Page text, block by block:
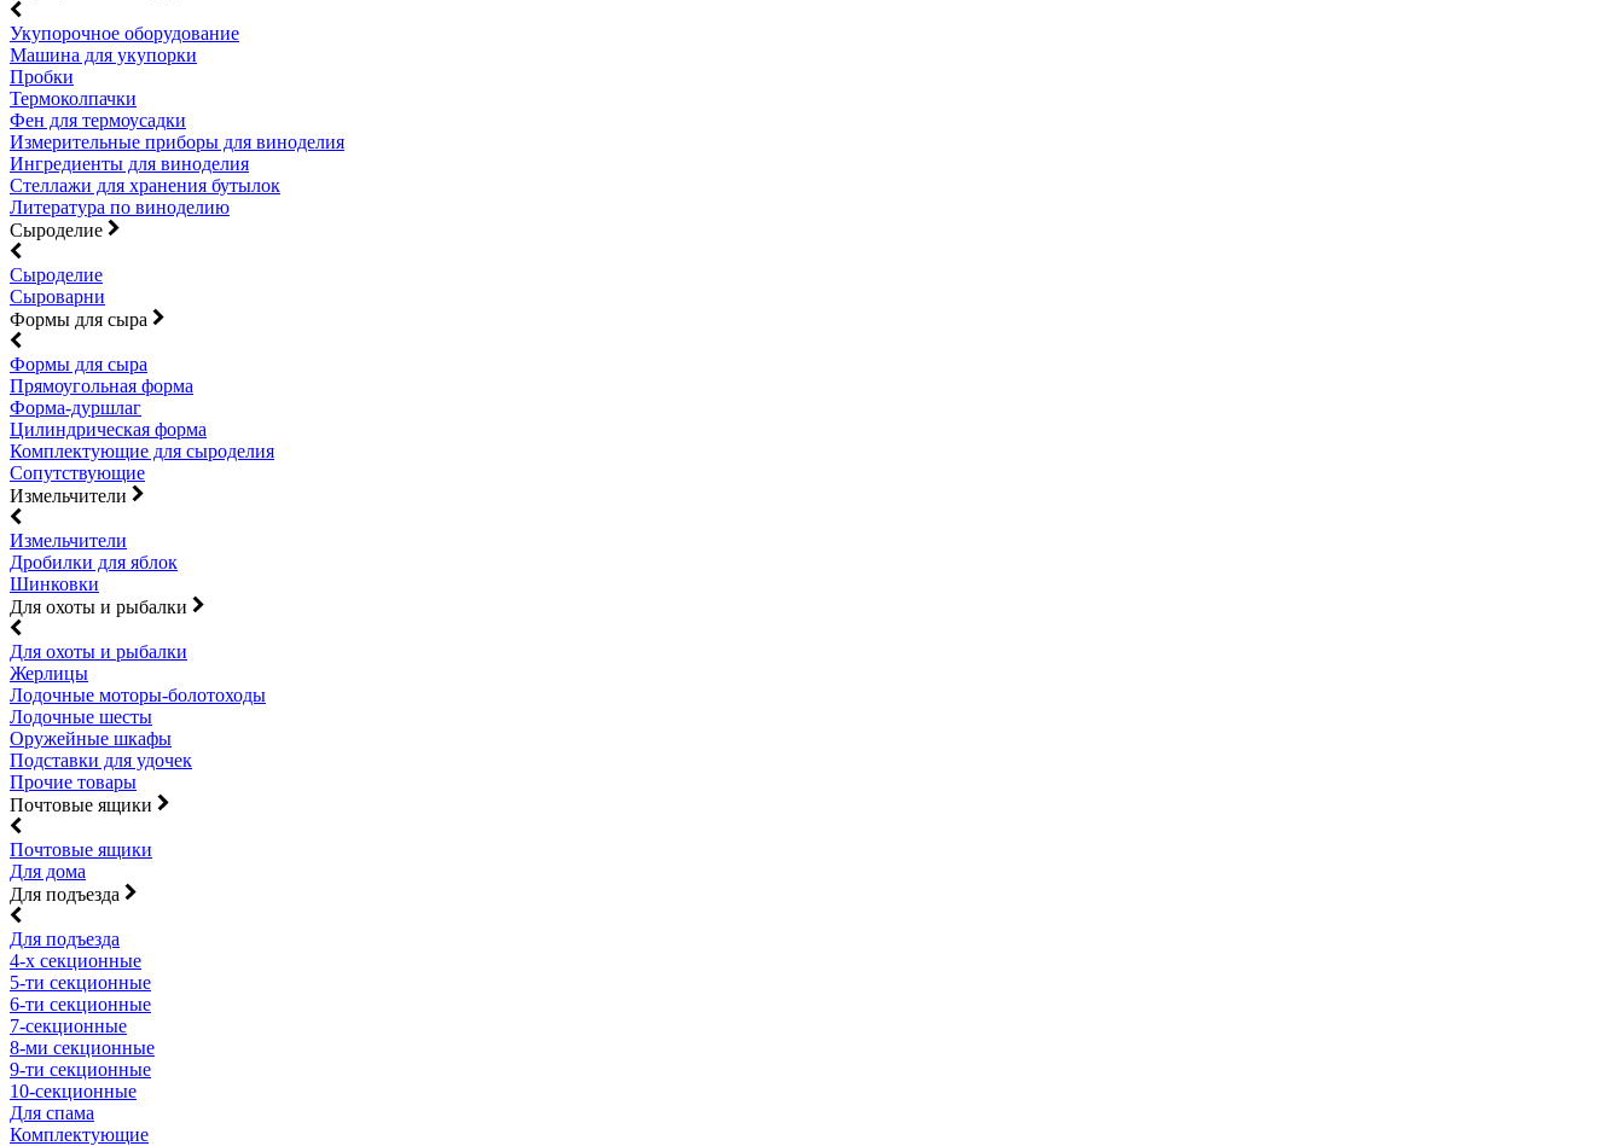
Укупорочное оборудование
Машина для укупорки
Пробки
Термоколпачки
Фен для термоусадки
Измерительные приборы для виноделия
Ингредиенты для виноделия
Стеллажи для хранения бутылок
Литература по виноделию
Сыроделие
Сыроделие
Сыроварни
Формы для сыра
Формы для сыра
Прямоугольная форма
Форма-дуршлаг
Цилиндрическая форма
Комплектующие для сыроделия
Сопутствующие
Измельчители
Измельчители
Дробилки для яблок
Шинковки
Для охоты и рыбалки
Для охоты и рыбалки
Жерлицы
Лодочные моторы-болотоходы
Лодочные шесты
Оружейные шкафы
Подставки для удочек
Прочие товары
Почтовые ящики
Почтовые ящики
Для дома
Для подъезда
Для подъезда
4-х секционные
5-ти секционные
6-ти секционные
7-секционные
8-ми секционные
9-ти секционные
10-секционные
Для спама
Комплектующие